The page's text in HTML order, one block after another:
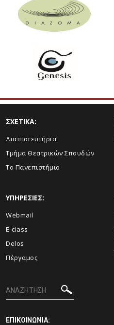
ΣΧΕΤΙΚΑ:
Διαπιστευτήρια
Τμήμα Θεατρικών Σπουδών
Το Πανεπιστήμιο
ΥΠΗΡΕΣΙΕΣ:
Webmail
E-class
Delos
Πέργαμος
ΕΠΙΚΟΙΝΩΝΙΑ: